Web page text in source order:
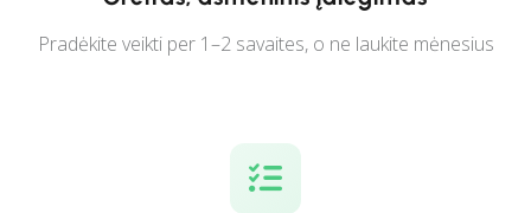
Pradėkite veikti per 1–2 savaites, o ne laukite mėnesius